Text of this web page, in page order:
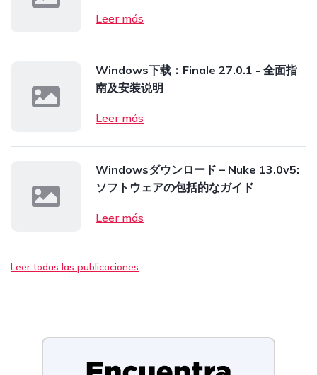
Leer más
Windows下载：Finale 27.0.1 - 全面指
南及安装说明
Leer más
Windowsダウンロード – Nuke 13.0v5:
ソフトウェアの包括的なガイド
Leer más
Leer todas las publicaciones